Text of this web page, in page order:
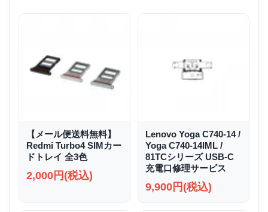
【メール便送料無料】
Redmi Turbo4 SIMカー
ドトレイ 全3色
2,000円(税込)
Lenovo Yoga C740-14 /
Yoga C740-14IML /
81TCシリーズ USB-C
充電口修理サービス
9,900円(税込)